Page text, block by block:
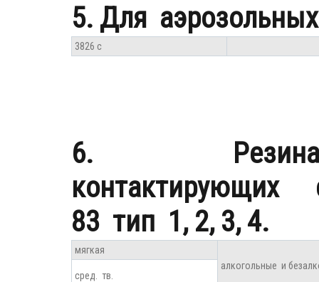
5. Для
3826 с
6. Резина
83 тип 1, 2, 3, 4.
мягкая
алкогольные и
сред. тв.